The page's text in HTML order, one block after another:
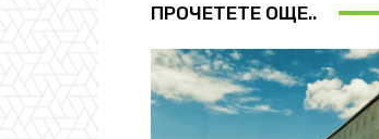
ПРОЧЕТЕТЕ ОЩЕ..